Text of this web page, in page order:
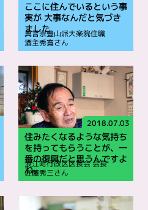
ここに住んでいるという事
実が 大事なんだと気づき
ました
真言宗豊山派大楽院住職
酒主秀寛さん
2018.07.03
住みたくなるような気持ち
を持ってもらうことが、一
番の復興だと思うんですよ
ね。
浪江町行政区区長会 会長
佐藤秀三さん